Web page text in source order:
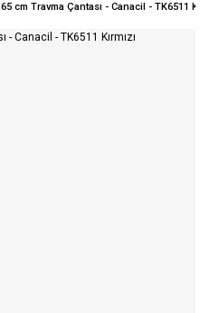
65 cm Travma Çantası - Canacil - TK6511